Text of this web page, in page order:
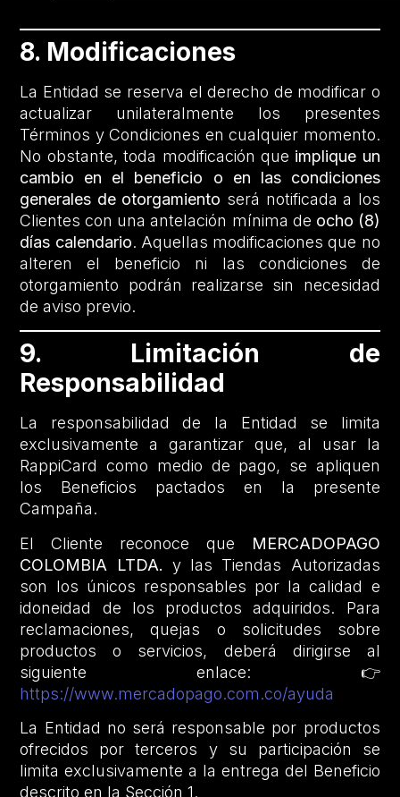
8. Modificaciones
La Entidad se reserva el derecho de modificar o
actualizar unilateralmente los presentes
Términos y Condiciones en cualquier momento.
No obstante, toda modificación que implique un
cambio en el beneficio o en las condiciones
generales de otorgamiento será notificada a los
Clientes con una antelación mínima de ocho (8)
días calendario. Aquellas modificaciones que no
alteren el beneficio ni las condiciones de
otorgamiento podrán realizarse sin necesidad
de aviso previo.
9. Limitación de
Responsabilidad
La responsabilidad de la Entidad se limita
exclusivamente a garantizar que, al usar la
RappiCard como medio de pago, se apliquen
los Beneficios pactados en la presente
Campaña.
El Cliente reconoce que
MERCADOPAGO
COLOMBIA LTDA. y las Tiendas Autorizadas
son los únicos responsables por la calidad e
idoneidad de los productos adquiridos. Para
reclamaciones, quejas o solicitudes sobre
productos o servicios, deberá dirigirse al
siguiente enlace: 👉
https://www.mercadopago.com.co/ayuda
La Entidad no será responsable por productos
ofrecidos por terceros y su participación se
limita exclusivamente a la entrega del Beneficio
descrito en la Sección 1.